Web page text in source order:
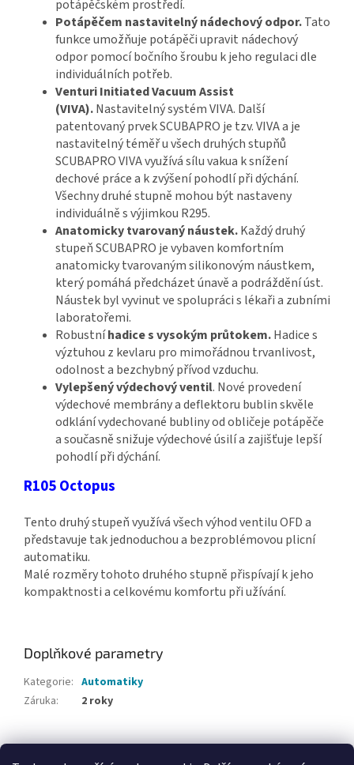
potápěčském prostředí.
Potápěčem nastavitelný nádechový odpor.Tato
funkce umožňuje potápěči upravit nádechový
odpor pomocí bočního šroubu k jeho regulaci dle
individuálních potřeb.
Venturi Initiated Vacuum Assist
(VIVA).Nastavitelný systém VIVA. Další
patentovaný prvek SCUBAPRO je tzv. VIVA a je
nastavitelný téměř u všech druhých stupňů
SCUBAPRO VIVA využívá sílu vakua k snížení
dechové práce a k zvýšení pohodlí při dýchání.
Všechny druhé stupně mohou být nastaveny
individuálně s výjimkou R295.
Anatomicky tvarovaný náustek.Každý druhý
stupeň SCUBAPRO je vybaven komfortním
anatomicky tvarovaným silikonovým náustkem,
který pomáhá předcházet únavě a podráždění úst.
Náustek byl vyvinut ve spolupráci s lékaři a zubními
laboratořemi.
Robustníhadice s vysokým průtokem.Hadice s
výztuhou z kevlaru pro mimořádnou trvanlivost,
odolnost a bezchybný přívod vzduchu.
Vylepšený výdechový ventil. Nové provedení
výdechové membrány a deflektoru bublin skvěle
odklání vydechované bubliny od obličeje potápěče
a současně snižuje výdechové úsilí a zajišťuje lepší
pohodlí při dýchání.
R105 Octopus
Tento druhý stupeň využívá všech výhod ventilu OFD a
představuje tak jednoduchou a bezproblémovou plicní
automatiku.
Malé rozměry tohoto druhého stupně přispívají k jeho
kompaktnosti a celkovému komfortu při užívání.
Doplňkové parametry
Kategorie: Automatiky
Záruka: 2 roky
Z